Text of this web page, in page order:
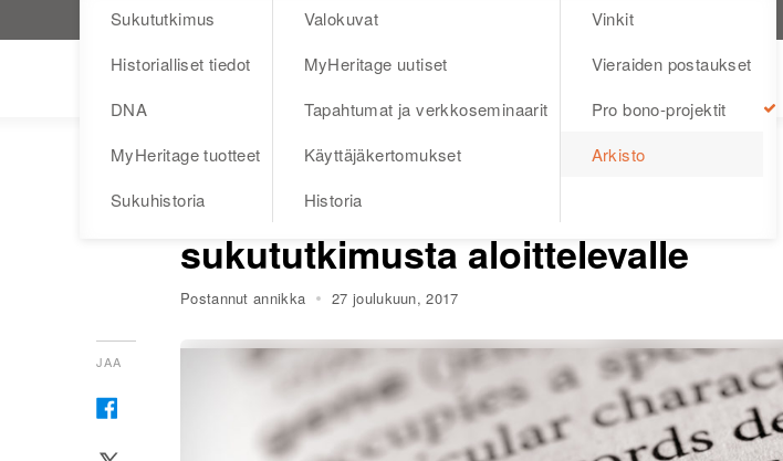
Käy MyHeritage.fi
Blog
Sukututkimus
Historialliset tiedot
DNA
MyHeritage tuotteet
Sukuhistoria
Valokuvat
MyHeritage uutiset
Tapahtumat ja verkkoseminaarit
Käyttäjäkertomukset
Historia
Vinkit
Vieraiden postaukset
Pro bono-projektit
Arkisto
SUKUTUTKIMUS VIERAIDEN POSTAUKSET
Maalaisjärkeen perustuvia ohjeita
sukututkimusta aloittelevalle
Postannut annikka 27 joulukuun, 2017
JAA